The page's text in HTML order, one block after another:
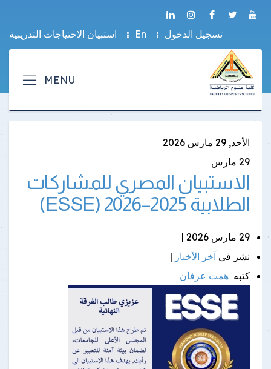
تسجيل الدخول En استبيان الاحتياجات التدريبية
الأحد, 29 مارس 2026
29 مارس
الاستبيان المصري للمشاركات
الطلابية 2025–2026 (ESSE)
29 مارس 2026 |
نشر فى آخر الأخبار |
كتبه همت عرفان